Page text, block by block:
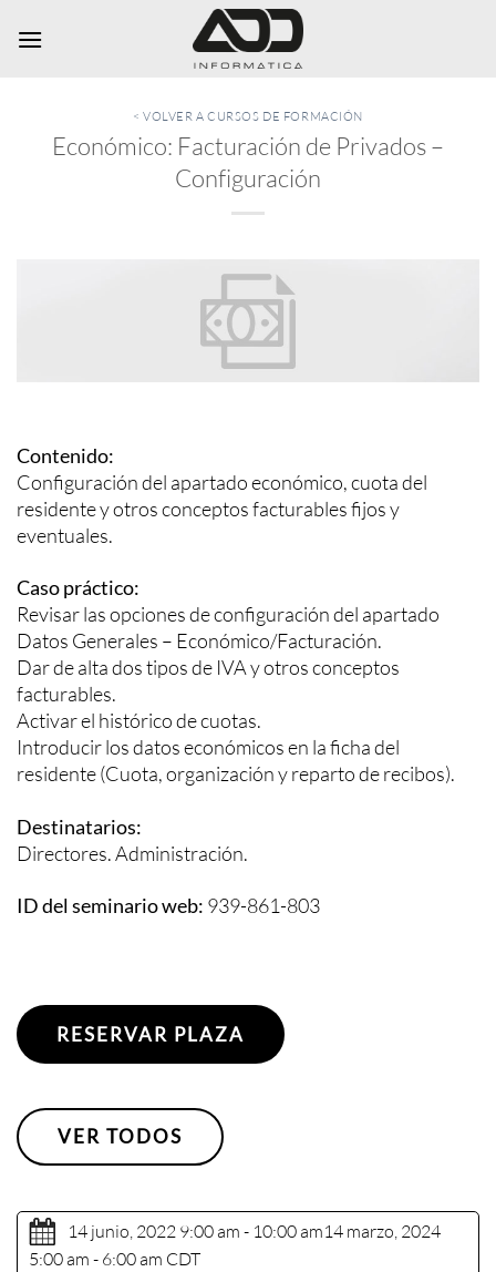
< VOLVER A CURSOS DE FORMACIÓN
Económico: Facturación de Privados –
Configuración
Contenido:
Configuración del apartado económico, cuota del
residente y otros conceptos facturables fijos y
eventuales.
Caso práctico:
Revisar las opciones de configuración del apartado
Datos Generales – Económico/Facturación.
Dar de alta dos tipos de IVA y otros conceptos
facturables.
Activar el histórico de cuotas.
Introducir los datos económicos en la ficha del
residente (Cuota, organización y reparto de recibos).
Destinatarios:
Directores. Administración.
ID del seminario web: 939-861-803
RESERVAR PLAZA
VER TODOS
14 junio, 2022 9:00 am - 10:00 am14 marzo, 2024
5:00 am - 6:00 am CDT